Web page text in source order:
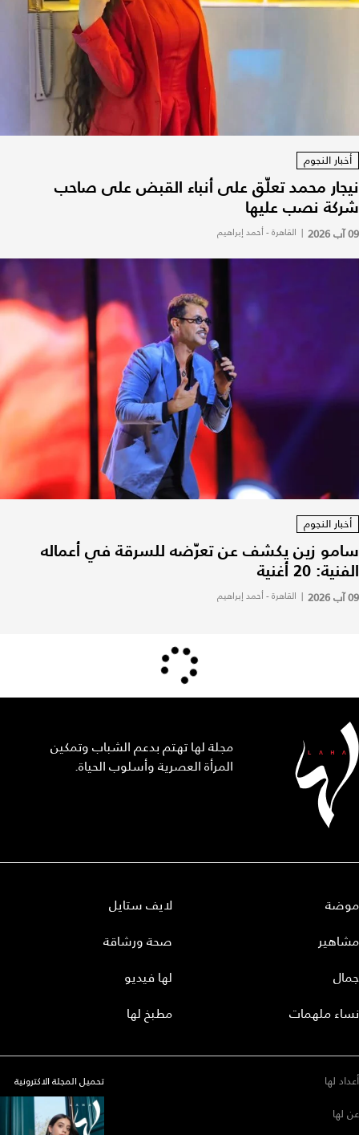
أخبار النجوم
نيجار محمد تعلّق على أنباء القبض على صاحب
شركة نصب عليها
09 آب 2026 | القاهرة - أحمد إبراهيم
أخبار النجوم
سامو زين يكشف عن تعرّضه للسرقة في أعماله
الفنية: 20 أغنية
09 آب 2026 | القاهرة - أحمد إبراهيم
مجلة لها تهتم بدعم الشباب وتمكين
المرأة العصرية وأسلوب الحياة.
موضة
مشاهير
جمال
نساء ملهمات
لايف ستايل
صحة ورشاقة
لها فيديو
مطبخ لها
أعداد لها
عن لها
تحميل المجلة الاكترونية